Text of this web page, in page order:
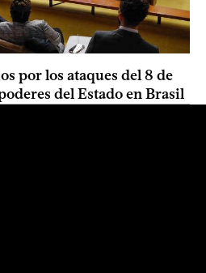
por los ataques del 8 de
del Estado en Brasil